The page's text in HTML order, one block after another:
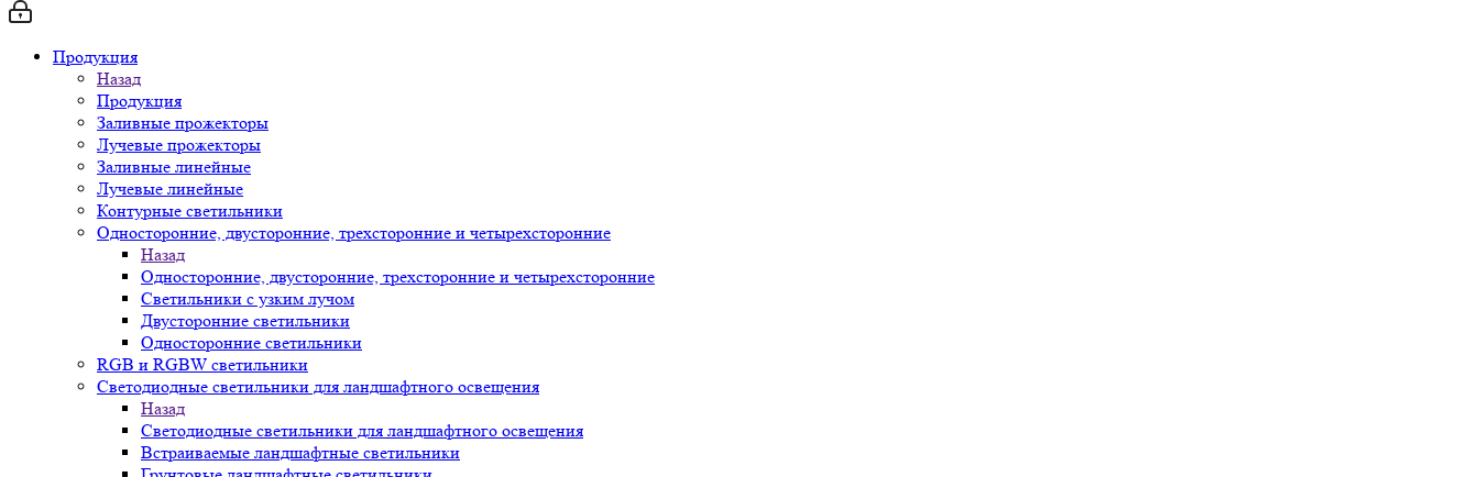
Продукция
Назад
Продукция
Заливные прожекторы
Лучевые прожекторы
Заливные линейные
Лучевые линейные
Контурные светильники
Односторонние, двусторонние, трехсторонние и четырехсторонние
Назад
Односторонние, двусторонние, трехсторонние и четырехсторонние
Светильники с узким лучом
Двусторонние светильники
Односторонние светильники
RGB и RGBW светильники
Светодиодные светильники для ландшафтного освещения
Назад
Светодиодные светильники для ландшафтного освещения
Встраиваемые ландшафтные светильники